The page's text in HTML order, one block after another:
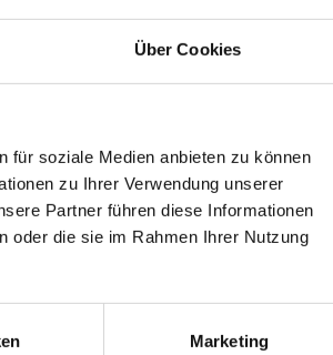
Über Cookies
für soziale Medien anbieten zu können
zu Ihrer Verwendung unserer
Partner führen diese Informationen
oder die sie im Rahmen Ihrer Nutzung
Marketing